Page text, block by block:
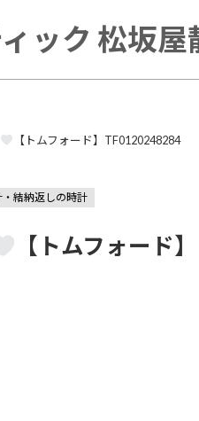
ック 松坂屋
【トムフォード】TF0120248284
結納返しの時計
【トムフォード】